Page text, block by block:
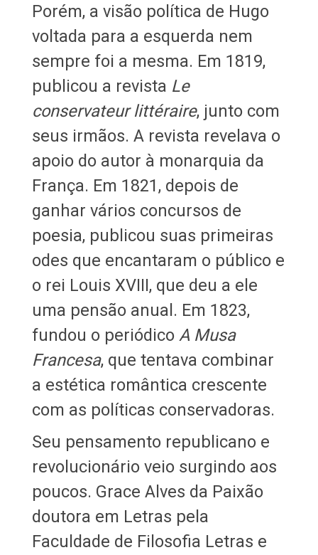
Porém, a visão política de Hugo
voltada para a esquerda nem
sempre foi a mesma. Em 1819,
publicou a revista Le
conservateur littéraire, junto com
seus irmãos. A revista revelava o
apoio do autor à monarquia da
França. Em 1821, depois de
ganhar vários concursos de
poesia, publicou suas primeiras
odes que encantaram o público e
o rei Louis XVIII, que deu a ele
uma pensão anual. Em 1823,
fundou o periódico A Musa
Francesa, que tentava combinar
a estética romântica crescente
com as políticas conservadoras.
Seu pensamento republicano e
revolucionário veio surgindo aos
poucos. Grace Alves da Paixão
doutora em Letras pela
Faculdade de Filosofia Letras e